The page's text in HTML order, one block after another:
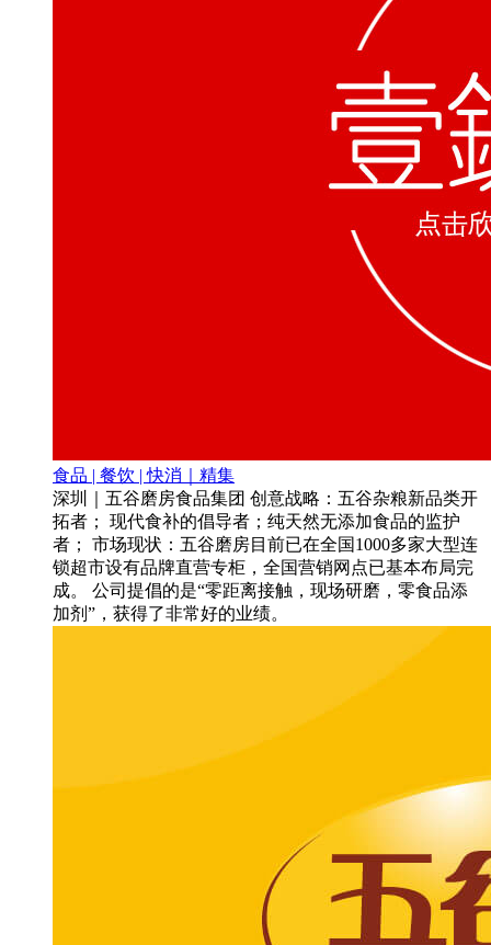
食品 | 餐饮 | 快消｜精集
深圳｜五谷磨房食品集团 创意战略：五谷杂粮新品类开
拓者； 现代食补的倡导者；纯天然无添加食品的监护
者； 市场现状：五谷磨房目前已在全国1000多家大型连
锁超市设有品牌直营专柜，全国营销网点已基本布局完
成。 公司提倡的是“零距离接触，现场研磨，零食品添
加剂”，获得了非常好的业绩。